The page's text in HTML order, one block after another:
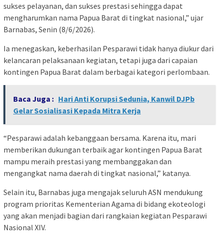
sukses pelayanan, dan sukses prestasi sehingga dapat
mengharumkan nama Papua Barat di tingkat nasional,” ujar
Barnabas, Senin (8/6/2026).
Ia menegaskan, keberhasilan Pesparawi tidak hanya diukur dari
kelancaran pelaksanaan kegiatan, tetapi juga dari capaian
kontingen Papua Barat dalam berbagai kategori perlombaan.
Baca Juga : Hari Anti Korupsi Sedunia, Kanwil DJPb
Gelar Sosialisasi Kepada Mitra Kerja
“Pesparawi adalah kebanggaan bersama. Karena itu, mari
memberikan dukungan terbaik agar kontingen Papua Barat
mampu meraih prestasi yang membanggakan dan
mengangkat nama daerah di tingkat nasional,” katanya.
Selain itu, Barnabas juga mengajak seluruh ASN mendukung
program prioritas Kementerian Agama di bidang ekoteologi
yang akan menjadi bagian dari rangkaian kegiatan Pesparawi
Nasional XIV.